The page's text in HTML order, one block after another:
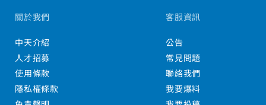
關於我們
中天介紹
人才招募
使用條款
隱私權條款
客服資訊
公告
常見問題
聯絡我們
我要爆料